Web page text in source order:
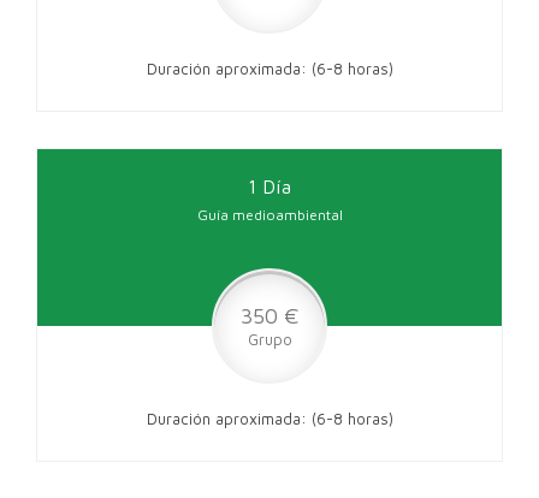
Duración aproximada: (6-8 horas)
1 Día
Guía medioambiental
350 €
Grupo
Duración aproximada: (6-8 horas)